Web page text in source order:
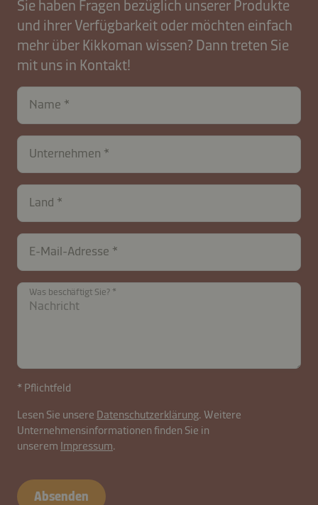
Sie haben Fragen bezüglich unserer Produkte
und ihrer Verfügbarkeit oder möchten einfach
mehr über Kikkoman wissen? Dann treten Sie
mit uns in Kontakt!
contactAT-
B2B-
26574-
1R5KyqGgi
Name
Unternehmen
Land
E-Mail-Adresse
Was beschäftigt Sie?
* Pflichtfeld
Lesen Sie unsere Datenschutzerklärung. Weitere
Unternehmensinformationen finden Sie in
unserem Impressum.
Absenden